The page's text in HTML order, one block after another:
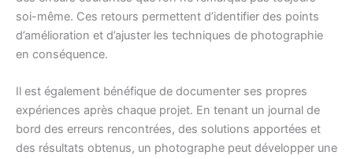
soi-même. Ces retours permettent d’identifier des points
d’amélioration et d’ajuster les techniques de photographie
en conséquence.
Il est également bénéfique de documenter ses propres
expériences après chaque projet. En tenant un journal de
bord des erreurs rencontrées, des solutions apportées et
des résultats obtenus, un photographe peut développer une